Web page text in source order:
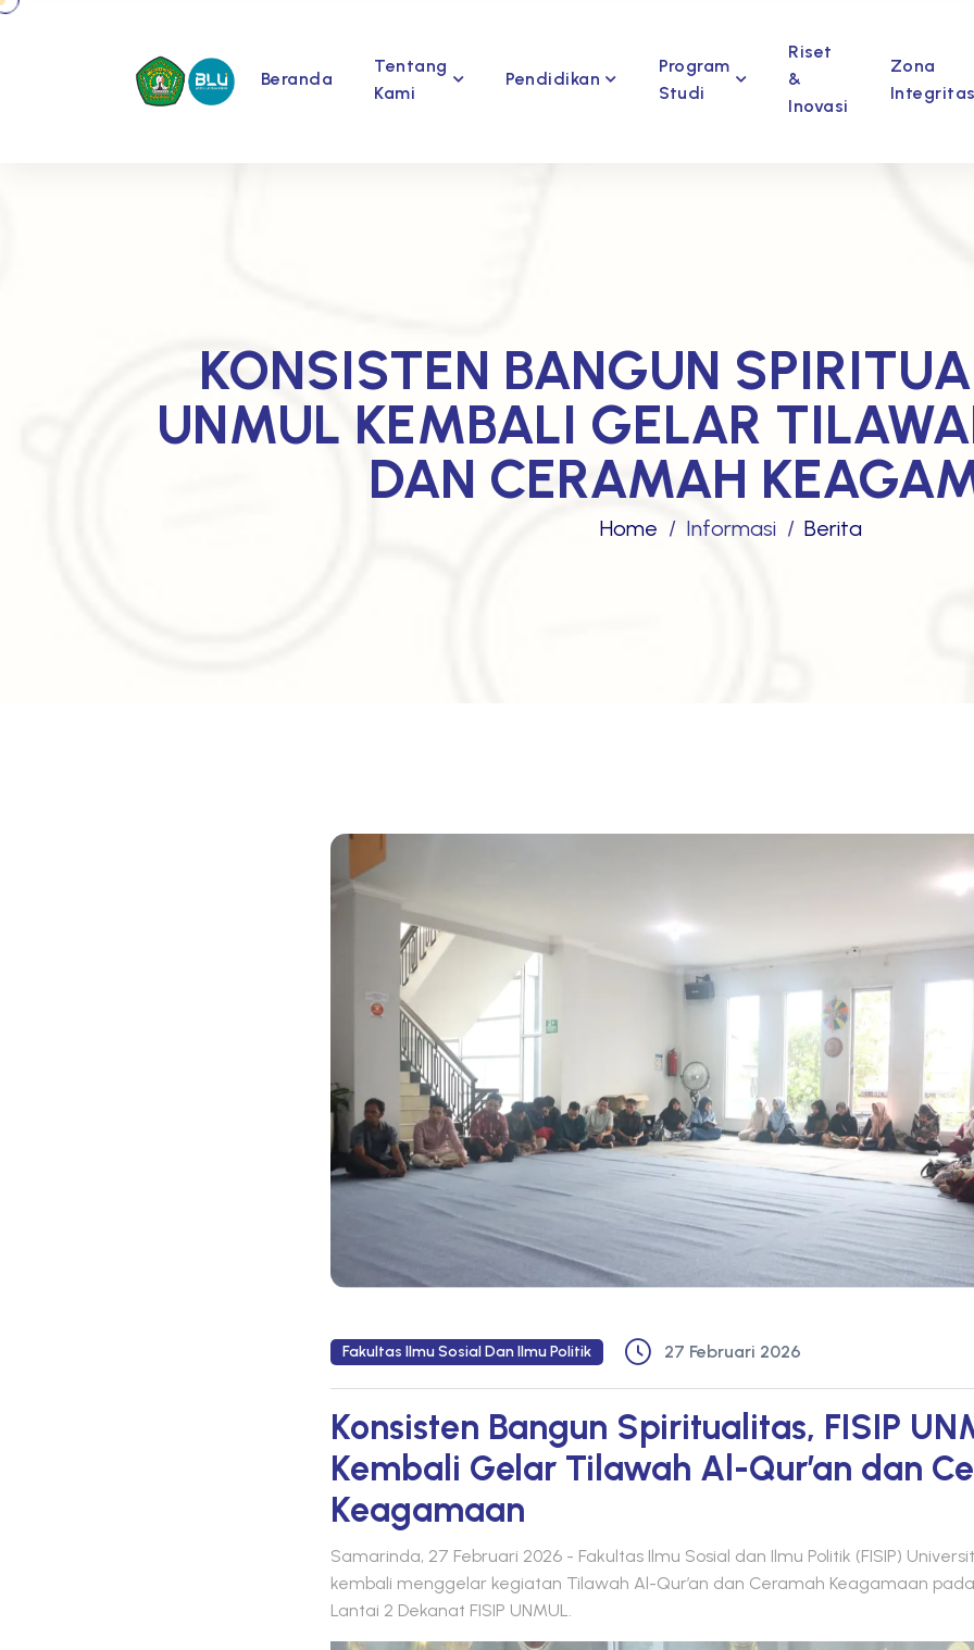
Beranda
Tentang
Kami
Pendidikan
Program
Studi
Riset
&
Inovasi
Zona
KONSISTEN BANGUN
UNMUL KEMBALI GELAR
DAN CERAMAH
Home Informasi Berita
Fakultas Ilmu Sosial Dan Ilmu Politik 27 Februari 2026
Konsisten Bangun Spiritualitas, FISIP
Kembali Gelar Tilawah Al-Qur’an dan
Keagamaan
Samarinda, 27 Februari 2026 - Fakultas Ilmu Sosial dan Ilmu Politik (FISIP)
kembali menggelar kegiatan Tilawah Al-Qur’an dan Ceramah Keagamaan
Lantai 2 Dekanat FISIP UNMUL.